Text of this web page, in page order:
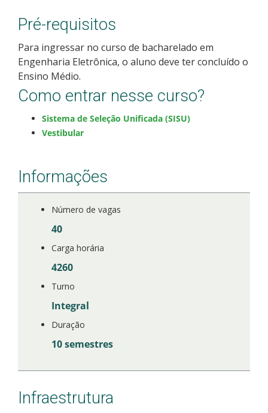
Estatísticas dos Processos Seletivos
Cadastro de interesse
Pré-requisitos
Para ingressar no curso de bacharelado em
Engenharia Eletrônica, o aluno deve ter concluído o
Ensino Médio.
Como entrar nesse curso?
Sistema de Seleção Unificada (SISU)
Vestibular
Informações
Número de vagas
40
Carga horária
4260
Turno
Integral
Duração
10 semestres
Infraestrutura